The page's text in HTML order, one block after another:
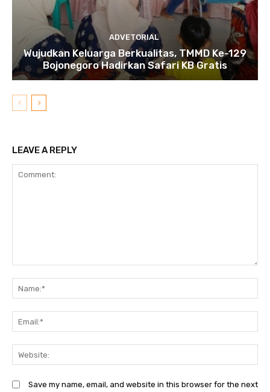
ADVETORIAL
Wujudkan Keluarga Berkualitas, TMMD Ke-129
Bojonegoro Hadirkan Safari KB Gratis
LEAVE A REPLY
Save my name, email, and website in this browser for the next